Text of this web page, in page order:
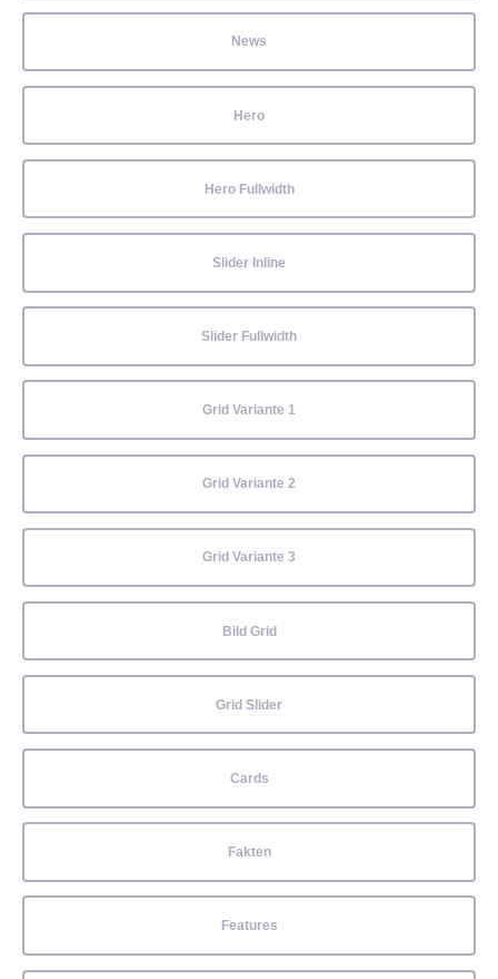
News
Hero
Hero Fullwidth
Slider Inline
Slider Fullwidth
Grid Variante 1
Grid Variante 2
Grid Variante 3
Bild Grid
Grid Slider
Cards
Fakten
Features